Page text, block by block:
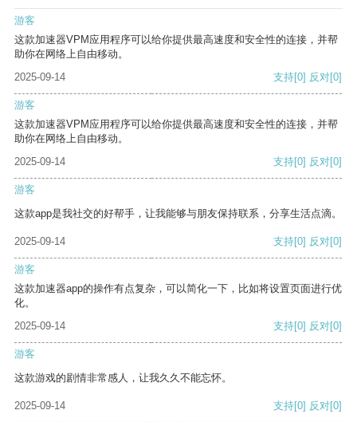
游客
这款加速器VPM应用程序可以给你提供最高速度和安全性的连接，并帮
助你在网络上自由移动。
2025-09-14
支持[0] 反对[0]
游客
这款加速器VPM应用程序可以给你提供最高速度和安全性的连接，并帮
助你在网络上自由移动。
2025-09-14
支持[0] 反对[0]
游客
这款app是我社交的好帮手，让我能够与朋友保持联系，分享生活点滴。
2025-09-14 支持[0] 反对[0]
游客
这款加速器app的操作有点复杂，可以简化一下，比如将设置页面进行优
化。
2025-09-14
支持[0] 反对[0]
游客
这款游戏的剧情非常感人，让我久久不能忘怀。
2025-09-14 支持[0] 反对[0]